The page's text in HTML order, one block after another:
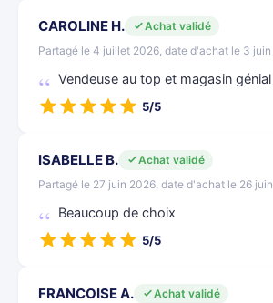
CAROLINE H.
Achat validé
Partagé le 4 juillet 2026, date d'achat le 3 juin
Vendeuse au top et magasin génial
5/5
ISABELLE B.
Achat validé
Partagé le 27 juin 2026, date d'achat le 26 juin
Beaucoup de choix
5/5
FRANCOISE A.
Achat validé